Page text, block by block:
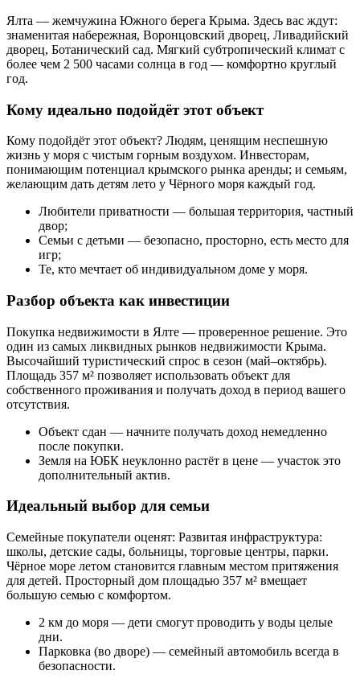
Ялта — жемчужина Южного берега Крыма. Здесь вас ждут:
знаменитая набережная, Воронцовский дворец, Ливадийский
дворец, Ботанический сад. Мягкий субтропический климат с
более чем 2 500 часами солнца в год — комфортно круглый
год.
Кому идеально подойдёт этот объект
Кому подойдёт этот объект? Людям, ценящим неспешную
жизнь у моря с чистым горным воздухом. Инвесторам,
понимающим потенциал крымского рынка аренды; и семьям,
желающим дать детям лето у Чёрного моря каждый год.
Любители приватности — большая территория, частный
двор;
Семьи с детьми — безопасно, просторно, есть место для
игр;
Те, кто мечтает об индивидуальном доме у моря.
Разбор объекта как инвестиции
Покупка недвижимости в Ялте — проверенное решение. Это
один из самых ликвидных рынков недвижимости Крыма.
Высочайший туристический спрос в сезон (май–октябрь).
Площадь 357 м² позволяет использовать объект для
собственного проживания и получать доход в период вашего
отсутствия.
Объект сдан — начните получать доход немедленно
после покупки.
Земля на ЮБК неуклонно растёт в цене — участок это
дополнительный актив.
Идеальный выбор для семьи
Семейные покупатели оценят: Развитая инфраструктура:
школы, детские сады, больницы, торговые центры, парки.
Чёрное море летом становится главным местом притяжения
для детей. Просторный дом площадью 357 м² вмещает
большую семью с комфортом.
2 км до моря — дети смогут проводить у воды целые
дни.
Парковка (во дворе) — семейный автомобиль всегда в
безопасности.